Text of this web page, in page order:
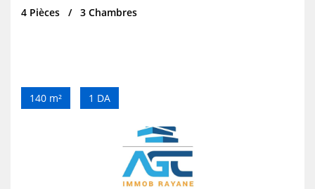
4 Pièces 3 Chambres
140 m² 1 DA